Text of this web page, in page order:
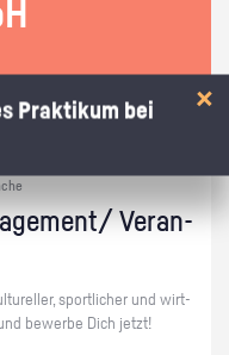
Ver­an­
sport­li­cher und wirt­
be­wer­be Dich jetzt!
Praktikum bei